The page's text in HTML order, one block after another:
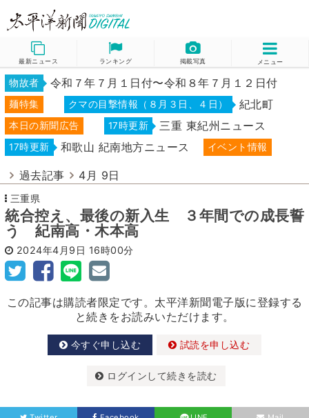
最新ニュース ランキング 掲載写真 メニュー
物故者 令和７年７月１日付〜令和８年７月１２日付
麺特集 クマの目撃情報（８月３日、４日） 紀北町
本日の新聞広告 17時更新 三重 東紀州ニュース
17時更新 和歌山 紀南地方ニュース イベント情報
過去記事 4月 9日
三重県
統合控え、最後の新入生 ３年間での成長誓
う 紀南高・木本高
2024年4月9日 16時00分
この記事は購読者限定です。太平洋新聞電子版に登録する
と続きをお読みいただけます。
今すぐ申し込む 試読を申し込む
ログインして続きを読む